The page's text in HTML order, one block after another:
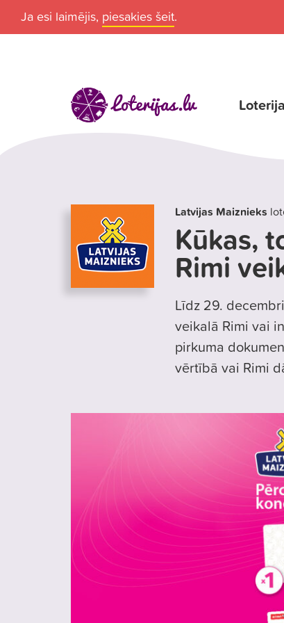
Ja esi laimējis, piesakies šeit.
Latvijas Maiznieks
Kūkas,
Rimi
Līdz 29.
veikalā Rimi vai
pirkuma
vērtībā vai Rimi